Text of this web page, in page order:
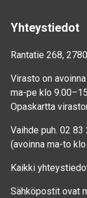
Yhteystiedot
Rantatie 268,
Virasto on avoinna
ma-pe klo
Opaskartta
Vaihde puh. 02 83
(avoinna ma-to
Kaikki
Sähköpostit ovat